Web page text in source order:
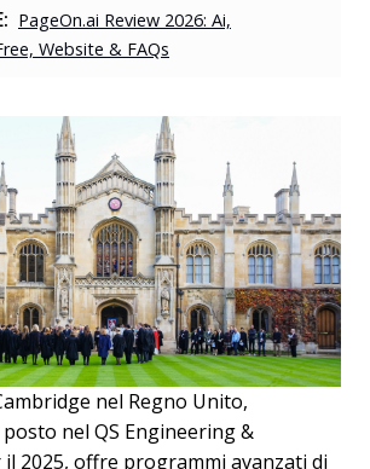
PageOn.ai Review 2026: Ai,
Website & FAQs
nel Regno Unito,
posto nel QS Engineering &
2025, offre programmi avanzati di